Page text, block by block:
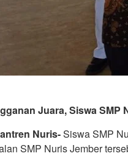
Juara, Siswa SMP
Nuris-Siswa SMP
SMP Nuris Jember